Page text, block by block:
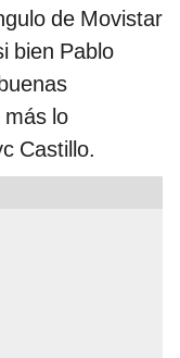
de Movistar
bien Pablo
lo
Castillo.